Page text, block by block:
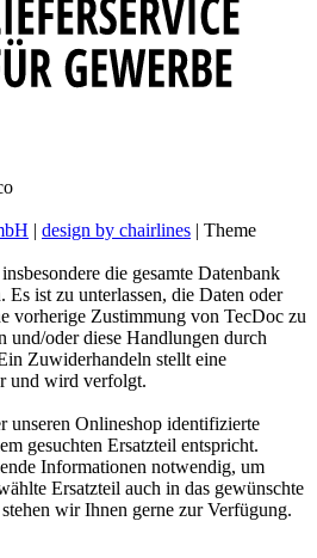
| design by chairlines | Theme
die gesamte Datenbank
ist zu unterlassen, die Daten oder
vorherige Zustimmung von TecDoc zu
und/oder diese Handlungen durch
Zuwiderhandeln stellt eine
und wird verfolgt.
unseren Onlineshop identifizierte
gesuchten Ersatzteil entspricht.
Informationen notwendig, um
Ersatzteil auch in das gewünschte
wir Ihnen gerne zur Verfügung.